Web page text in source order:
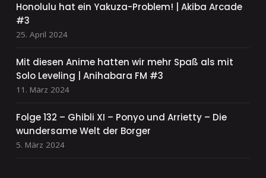
Honolulu hat ein Yakuza-Problem! | Akiba Arcade
#3
25. April 2024
Mit diesen Anime hatten wir mehr Spaß als mit
Solo Leveling | Anihabara FM #3
11. März 2024
Folge 132 – Ghibli XI – Ponyo und Arrietty – Die
wundersame Welt der Borger
5. März 2024